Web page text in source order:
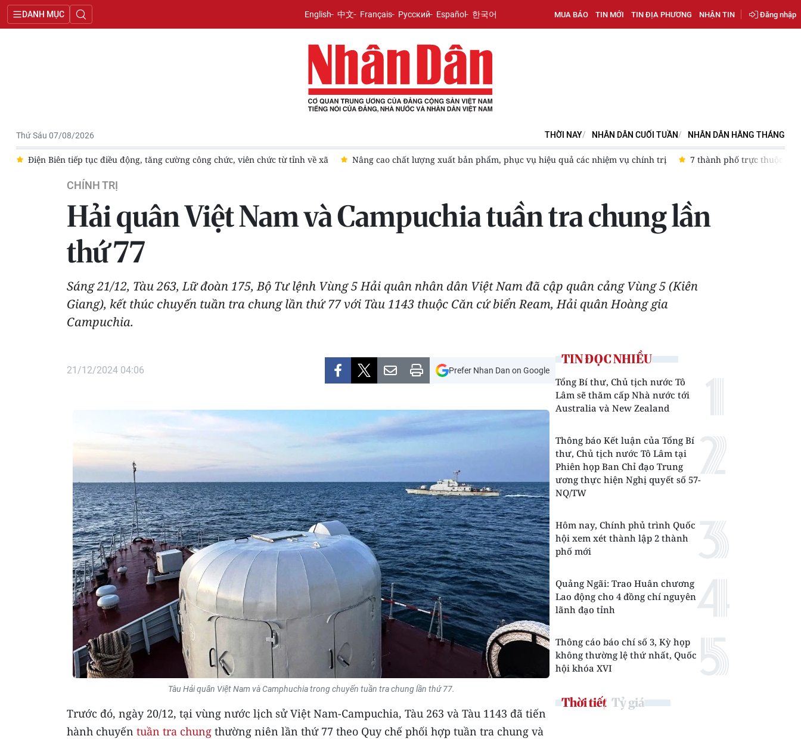
DANH MỤC English 中文 Français Русский Español 한국어 MUA BÁO TIN MỚI TIN ĐỊA PHƯƠNG NHẬN TIN Đăng nhập
Thứ Sáu 07/08/2026 THỜI NAY NHÂN DÂN CUỐI TUẦN NHÂN DÂN HẰNG THÁNG
chức, viên chức từ tỉnh về xã Nâng cao chất lượng xuất bản phẩm, phục vụ hiệu quả các nhiệm vụ chính trị 7 thành phố trực thuộc Trung ương quyết tâm bứt phá từ các phong trào thi
CHÍNH TRỊ
Hải quân Việt Nam và Campuchia tuần tra chung lần
thứ 77
Sáng 21/12, Tàu 263, Lữ đoàn 175, Bộ Tư lệnh Vùng 5 Hải quân nhân dân Việt Nam đã cập quân cảng Vùng 5 (Kiên
Giang), kết thúc chuyến tuần tra chung lần thứ 77 với Tàu 1143 thuộc Căn cứ biển Ream, Hải quân Hoàng gia
Campuchia.
21/12/2024 04:06 Prefer Nhan Dan on Google
Tàu Hải quân Việt Nam và Camphuchia trong chuyến tuần tra chung lần thứ 77.
Trước đó, ngày 20/12, tại vùng nước lịch sử Việt Nam-Campuchia, Tàu 263 và Tàu 1143 đã tiến
hành chuyến tuần tra chung thường niên lần thứ 77 theo Quy chế phối hợp tuần tra chung và
TIN ĐỌC NHIỀU
Tổng Bí thư, Chủ tịch nước Tô
Lâm sẽ thăm cấp Nhà nước tới
Australia và New Zealand
Thông báo Kết luận của Tổng Bí
thư, Chủ tịch nước Tô Lâm tại
Phiên họp Ban Chỉ đạo Trung
ương thực hiện Nghị quyết số 57-
NQ/TW
Hôm nay, Chính phủ trình Quốc
hội xem xét thành lập 2 thành
phố mới
Quảng Ngãi: Trao Huân chương
Lao động cho 4 đồng chí nguyên
lãnh đạo tỉnh
Thông cáo báo chí số 3, Kỳ họp
không thường lệ thứ nhất, Quốc
hội khóa XVI
Thời tiết Tỷ giá